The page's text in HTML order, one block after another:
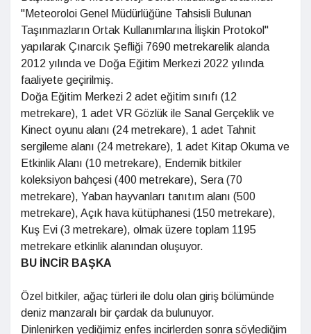
"Meteoroloi Genel Müdürlüğüne Tahsisli Bulunan
Taşınmazların Ortak Kullanımlarına İlişkin Protokol"
yapılarak Çınarcık Şefliği 7690 metrekarelik alanda
2012 yılında ve Doğa Eğitim Merkezi 2022 yılında
faaliyete geçirilmiş.
Doğa Eğitim Merkezi 2 adet eğitim sınıfı (12
metrekare), 1 adet VR Gözlük ile Sanal Gerçeklik ve
Kinect oyunu alanı (24 metrekare), 1 adet Tahnit
sergileme alanı (24 metrekare), 1 adet Kitap Okuma ve
Etkinlik Alanı (10 metrekare), Endemik bitkiler
koleksiyon bahçesi (400 metrekare), Sera (70
metrekare), Yaban hayvanları tanıtım alanı (500
metrekare), Açık hava kütüphanesi (150 metrekare),
Kuş Evi (3 metrekare), olmak üzere toplam 1195
metrekare etkinlik alanından oluşuyor.
BU İNCİR BAŞKA
Özel bitkiler, ağaç türleri ile dolu olan giriş bölümünde
deniz manzaralı bir çardak da bulunuyor.
Dinlenirken yediğimiz enfes incirlerden sonra söylediğim